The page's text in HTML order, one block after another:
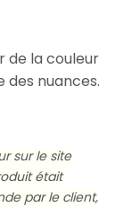
de la couleur
des nuances.
sur le site
était
par le client,